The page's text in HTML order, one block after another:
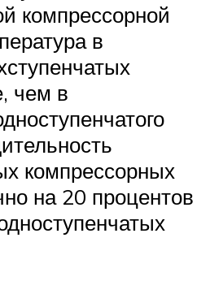
компрессорной
в
чем в
компрессорных
на 20 процентов